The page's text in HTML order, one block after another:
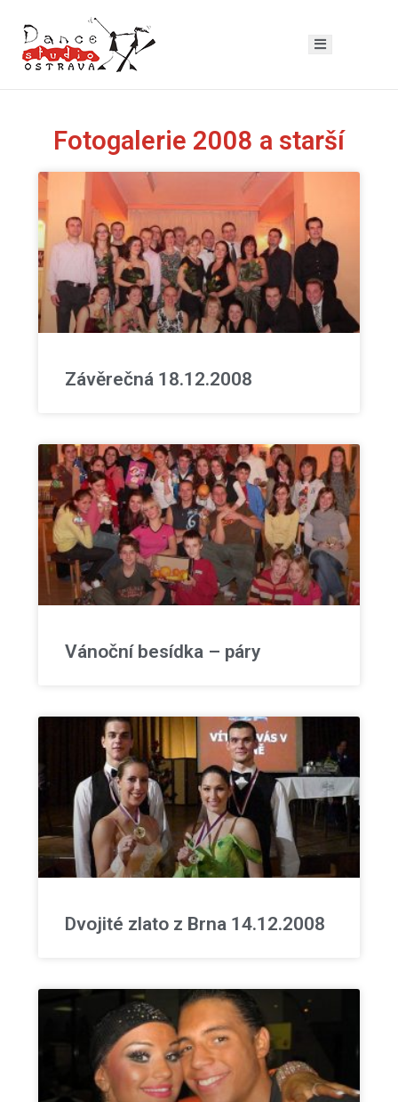
Fotogalerie 2008 a starší
Závěrečná 18.12.2008
Vánoční besídka – páry
Dvojité zlato z Brna 14.12.2008